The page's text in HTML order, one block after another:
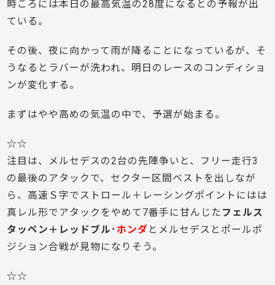
時ころには本日の最高気温の28度になるとの予報が出
ている。
その後、夜に向かって雨が降ることになっているが、そ
うなるとラバーが洗われ、明日のレースのコンディショ
ンが変化する。
まずはやや高めの気温の中で、予選が始まる。
☆☆
注目は、メルセデスの2台の先陣争いと、フリー走行3
の最後のアタックで、セクター区間ベストを出しなが
ら、高速Ｓ字でストロール＋レーシングポイントにはは
真レル形でアタックをやめて7番手に甘んじた フェルス
タッペン＋レッドブル･ ホンダ とメルセデスとポールポ
ジション合戦が見物になりそう。
☆☆